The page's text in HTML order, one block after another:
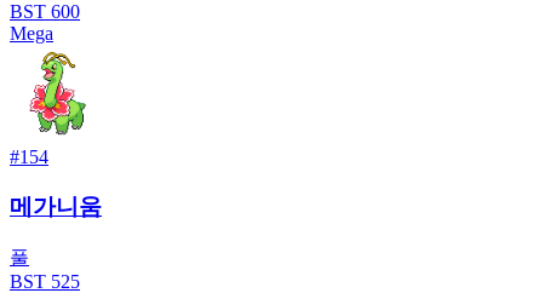
BST 600
Mega
#154
메가니움
풀
BST 525